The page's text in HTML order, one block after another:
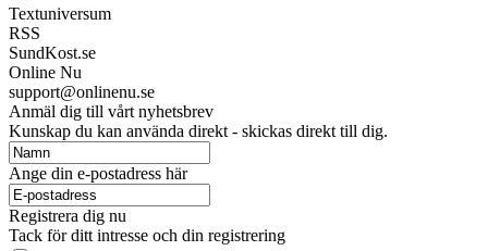
Textuniversum
RSS
SundKost.se
Online Nu
support@onlinenu.se
Anmäl dig till vårt nyhetsbrev
Kunskap du kan använda direkt - skickas direkt till dig.
Ange din e-postadress här
Registrera dig nu
Tack för ditt intresse och din registrering